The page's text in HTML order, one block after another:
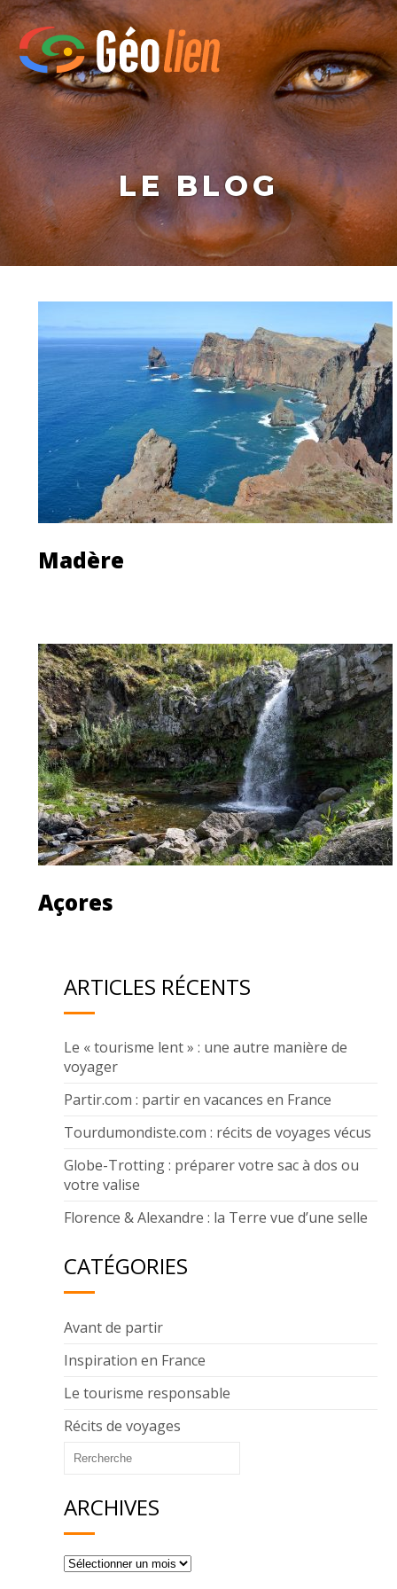
LE BLOG
Madère
Açores
ARTICLES RÉCENTS
Le « tourisme lent » : une autre manière de
voyager
Partir.com : partir en vacances en France
Tourdumondiste.com : récits de voyages vécus
Globe-Trotting : préparer votre sac à dos ou
votre valise
Florence & Alexandre : la Terre vue d’une selle
CATÉGORIES
Avant de partir
Inspiration en France
Le tourisme responsable
Récits de voyages
ARCHIVES